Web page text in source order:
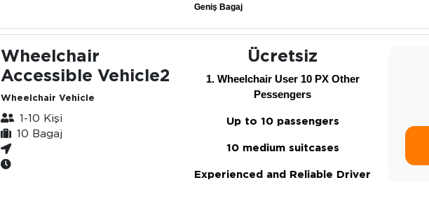
Geniş Bagaj
Wheelchair
Accessible Vehicle2
Wheelchair Vehicle
1-10 Kişi
10 Bagaj
Ücretsiz
1. Wheelchair User 10 PX Other
Pessengers
Up to 10 passengers
10 medium suitcases
Experienced and Reliable Driver